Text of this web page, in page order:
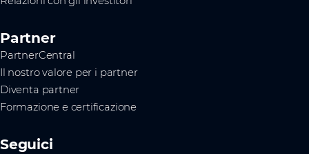
Partner
PartnerCentral
Il nostro valore per i partner
Diventa partner
Formazione e certificazione
Seguici